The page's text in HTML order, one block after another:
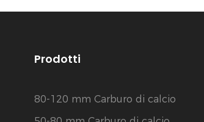
Prodotti
80-120 mm Carburo di calcio